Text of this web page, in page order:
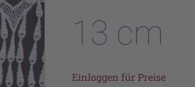
13 cm
Einloggen für Preise